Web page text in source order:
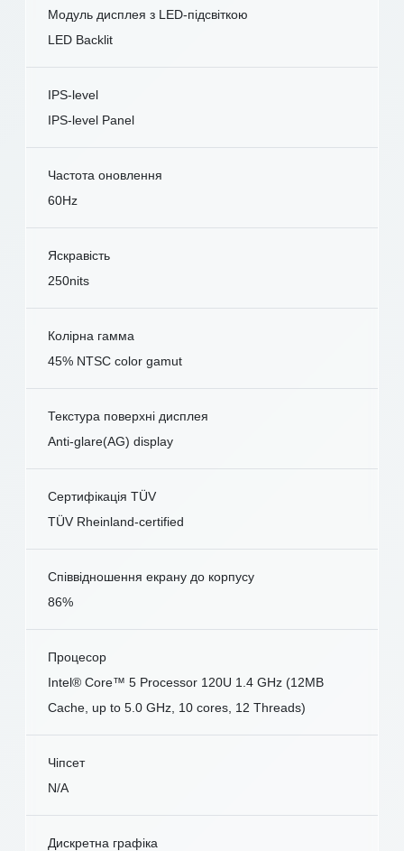
Модуль дисплея з LED-підсвіткою
LED Backlit
IPS-level
IPS-level Panel
Частота оновлення
60Hz
Яскравість
250nits
Колірна гамма
45% NTSC color gamut
Текстура поверхні дисплея
Anti-glare(AG) display
Сертифікація TÜV
TÜV Rheinland-certified
Співвідношення екрану до корпусу
86%
Процесор
Intel® Core™ 5 Processor 120U 1.4 GHz (12MB
Cache, up to 5.0 GHz, 10 cores, 12 Threads)
Чіпсет
N/A
Дискретна графіка